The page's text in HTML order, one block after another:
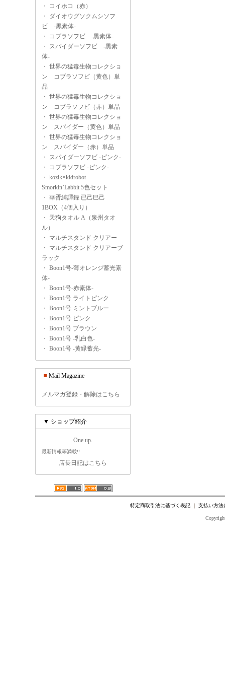
・
コイホコ（赤）
・ ダイオウグソクムシソフ
ビ -黒素体-
・
コブラソフビ -黒素体-
・ スパイダーソフビ -黒素
体-
・ 世界の猛毒生物コレクショ
ン コブラソフビ（黄色）単
品
・ 世界の猛毒生物コレクショ
ン コブラソフビ（赤）単品
・ 世界の猛毒生物コレクショ
ン スパイダー（黄色）単品
・ 世界の猛毒生物コレクショ
ン スパイダー（赤）単品
・ スパイダーソフビ -ピンク-
・
コブラソフビ -ピンク-
・ kozik×kidrobot
Smorkin’Labbit 5色セット
・ 華胥綺譚録 已己巳己
1BOX（4個入り）
・ 天狗タオル A（泉州タオ
ル）
・ マルチスタンド クリアー
・ マルチスタンド クリアーブ
ラック
・ Boon1号-薄オレンジ蓄光素
体-
・ Boon1号-赤素体-
・ Boon1号 ライトピンク
・ Boon1号 ミントブルー
・ Boon1号 ピンク
・ Boon1号 ブラウン
・ Boon1号 -乳白色-
・ Boon1号 -黄緑蓄光-
Mail Magazine
メルマガ登録・解除はこちら
▼ ショップ紹介
One up.
最新情報等満載!!
店長日記はこちら
特定商取引法に基づく表記｜ 支払い方法